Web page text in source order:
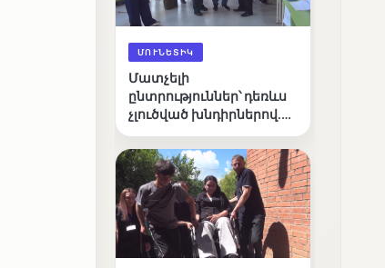
ՄՈՒՆԵՏԻԿ
Մատչելի
ընտրություններ՝ դեռևս
չլուծված խնդիրներով.
դիտորդական
առաքելության
արդյունքները